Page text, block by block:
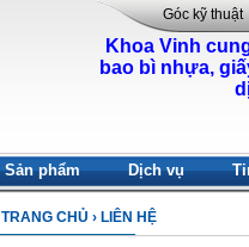
Góc kỹ thuật
Khoa Vinh
bao bì nhựa,
Sản phẩm Dịch vụ
TRANG CHỦ › LIÊN HỆ